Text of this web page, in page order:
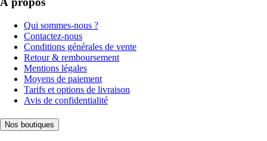
Qui sommes-nous ?
Contactez-nous
Conditions générales de vente
Retour & remboursement
Mentions légales
Moyens de paiement
Tarifs et options de livraison
Avis de confidentialité
Nos boutiques